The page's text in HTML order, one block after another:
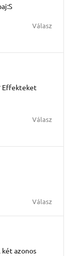
Válasz
Effekteket
Válasz
Válasz
azonos